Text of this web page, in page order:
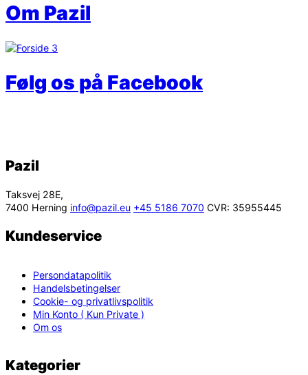
Om Pazil
Følg os på Facebook
Pazil
Taksvej 28E,
7400 Herning info@pazil.eu +45 5186 7070 CVR: 35955445
Kundeservice
Persondatapolitik
Handelsbetingelser
Cookie- og privatlivspolitik
Min Konto ( Kun Private )
Om os
Kategorier